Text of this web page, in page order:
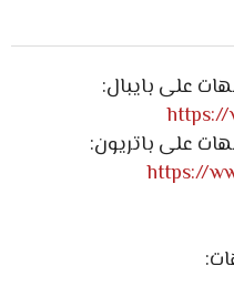
على بايبال:
https://
على باتريون:
https://